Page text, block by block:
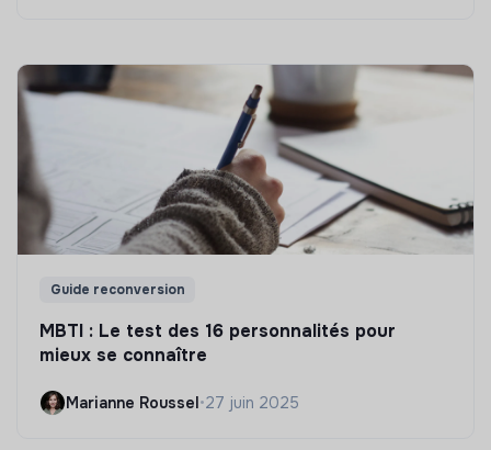
Guide reconversion
MBTI : Le test des 16 personnalités pour
mieux se connaître
Marianne Roussel•27 juin 2025